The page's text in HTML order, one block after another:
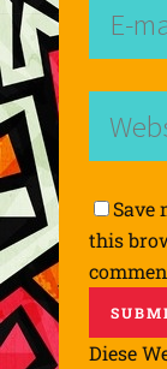
Save
this
Diese